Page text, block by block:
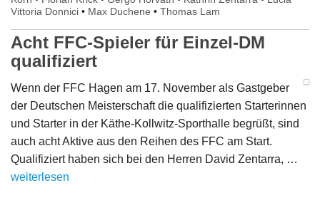
Vittoria Donnici • Max Duchene • Thomas Lam
Acht FFC-Spieler für Einzel-DM
qualifiziert
Wenn der FFC Hagen am 17. November als Gastgeber
der Deutschen Meisterschaft die qualifizierten Starterinnen
und Starter in der Käthe-Kollwitz-Sporthalle begrüßt, sind
auch acht Aktive aus den Reihen des FFC am Start.
Qualifiziert haben sich bei den Herren David Zentarra, …
weiterlesen